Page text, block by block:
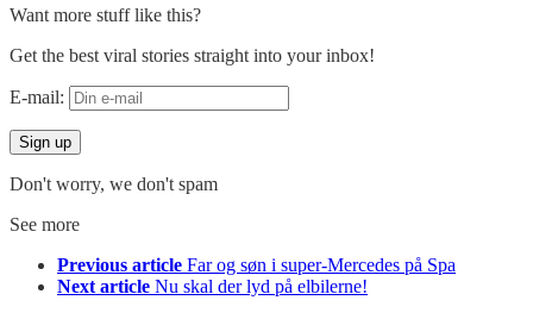
Want more stuff like this?
Get the best viral stories straight into your inbox!
E-mail:
Don't worry, we don't spam
See more
Previous article Far og søn i super-Mercedes på Spa
Next article Nu skal der lyd på elbilerne!